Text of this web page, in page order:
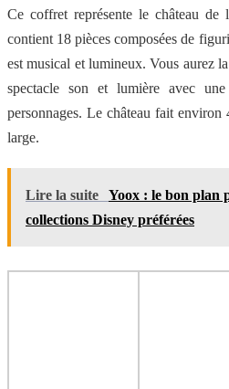
Ce coffret représente le château de
contient 18 pièces composées de
est musical et lumineux. Vous aurez
spectacle son et lumière avec
personnages. Le château fait
large.
Lire la suite
Yoox : le bon plan
collections Disney préférées